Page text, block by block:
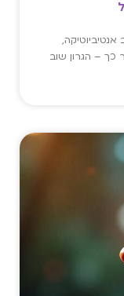
כך – הגרון שוב